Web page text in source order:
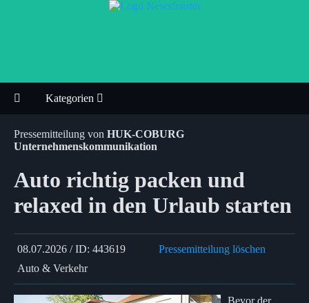
Kategorien
Pressemitteilung von HUK-COBURG
Unternehmenskommunikation
Auto richtig packen und
relaxed in den Urlaub starten
08.07.2026 / ID: 443619
Pressemitteilung löschen
Auto & Verkehr
Bevor der